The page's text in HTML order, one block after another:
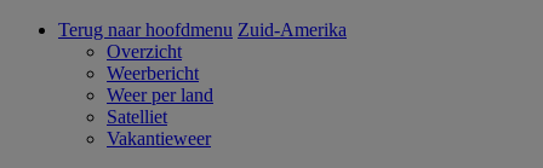
Terug naar hoofdmenu Zuid-Amerika
Overzicht
Weerbericht
Weer per land
Satelliet
Vakantieweer